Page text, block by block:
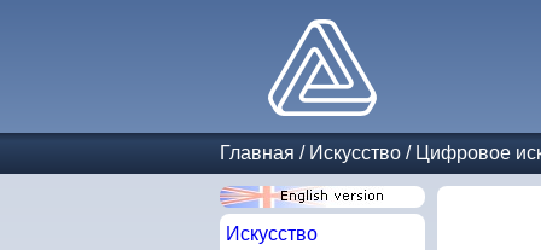
Главная / Искусство / Цифровое
Искусство